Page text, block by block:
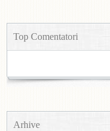
Top Comentatori
Arhive